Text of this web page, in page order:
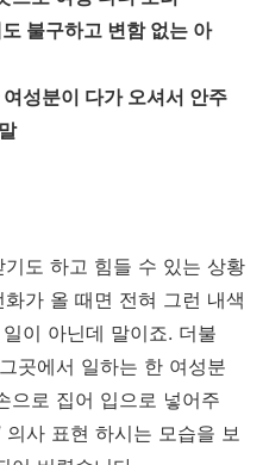
불구하고 변함 없는 아
성분이 다가 오셔서 안주
도 하고 힘들 수 있는 상황
가 올 때면 전혀 그런 내색
이 아닌데 말이죠. 더불
곳에서 일하는 한 여성분
으로 집어 입으로 넣어주
의사 표현 하시는 모습을 보